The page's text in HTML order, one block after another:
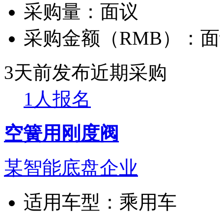
采购量： 面议
采购金额（RMB）：
3天前发布近期采购
1人报名
空簧用刚度阀
某智能底盘企业
适用车型： 乘用车